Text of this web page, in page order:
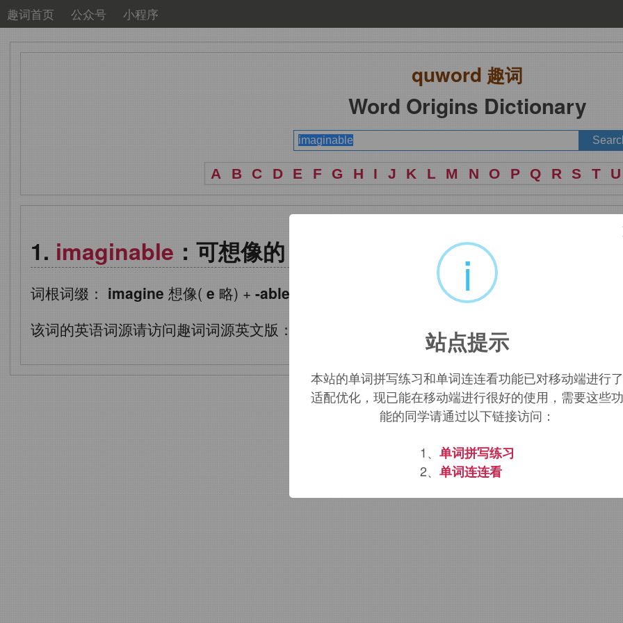
趣词首页 公众号 小程序
quword 趣词
Word Origins Dictionary
A B C D E F G H I J K L M N O P Q R S T U
imaginable ：可想像的
词根词缀： imagine 想像( e 略) + -able
该词的英语词源请访问趣词词源英文版：
imaginable含义。
i
站点提示
本站的单词拼写练习和单词连连看功能已对移动端进行了
适配优化，现已能在移动端进行很好的使用，需要这些功
能的同学请通过以下链接访问：
1、 单词拼写练习
2、 单词连连看